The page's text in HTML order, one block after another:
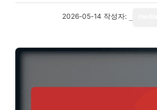
2026-05-14 작성자: